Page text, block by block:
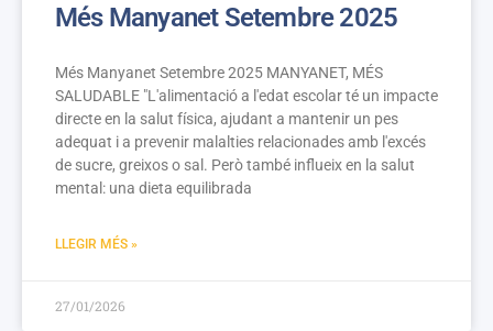
Més Manyanet Setembre 2025
Més Manyanet Setembre 2025 MANYANET, MÉS
SALUDABLE "L'alimentació a l'edat escolar té un impacte
directe en la salut física, ajudant a mantenir un pes
adequat i a prevenir malalties relacionades amb l'excés
de sucre, greixos o sal. Però també influeix en la salut
mental: una dieta equilibrada
LLEGIR MÉS »
27/01/2026